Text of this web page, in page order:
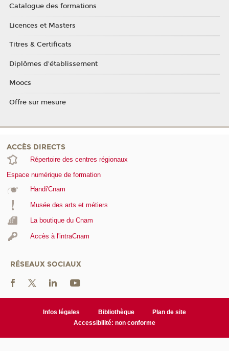
Catalogue des formations
Licences et Masters
Titres & Certificats
Diplômes d'établissement
Moocs
Offre sur mesure
ACCÈS DIRECTS
Répertoire des centres régionaux
Espace numérique de formation
Handi'Cnam
Musée des arts et métiers
La boutique du Cnam
Accès à l'intraCnam
RÉSEAUX SOCIAUX
Infos légales Bibliothèque
Plan de site
Accessibilité: non conforme